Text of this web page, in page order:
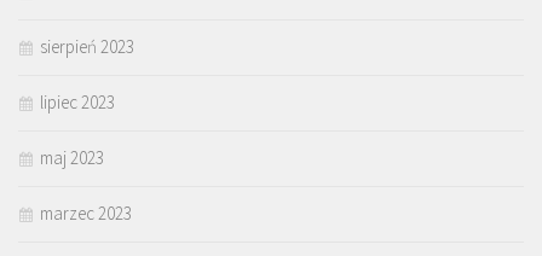
sierpień 2023
lipiec 2023
maj 2023
marzec 2023